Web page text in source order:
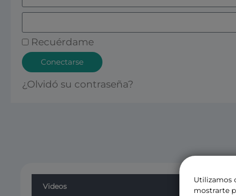
Recuérdame
Conectarse
¿Olvidó su contraseña?
Videos
Utilizamos
mostrarte